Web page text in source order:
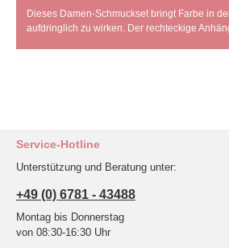
Dieses Damen-Schmuckset bringt Farbe in
aufdringlich zu wirken. Der rechteckige
Service-Hotline
Unterstützung und Beratung unter:
+49 (0) 6781 - 43488
Montag bis Donnerstag
von 08:30-16:30 Uhr